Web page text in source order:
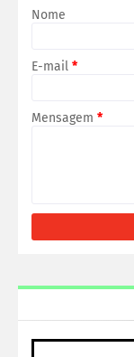
Nome
E-mail *
Mensagem *